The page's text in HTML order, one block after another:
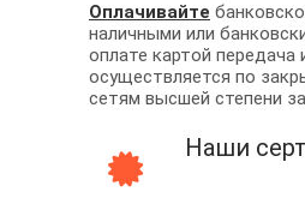
Оплачивайте
наличными или
оплате картой передача
осуществляется по
сетям высшей степени
Наши